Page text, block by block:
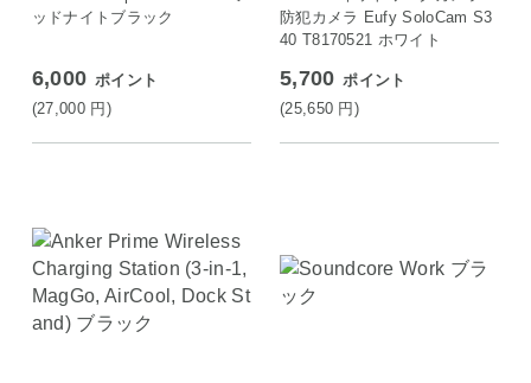
ッドナイトブラック
6,000 ポイント
(27,000 円)
防犯カメラ Eufy SoloCam S3
40 T8170521 ホワイト
5,700 ポイント
(25,650 円)